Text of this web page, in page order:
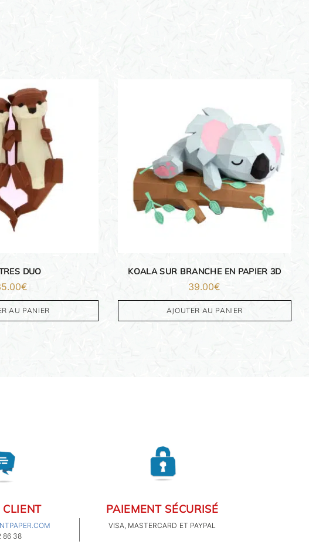
DUO
€
AU PANIER
KOALA SUR BRANCHE EN PAPIER 3D
39.00€
AJOUTER AU PANIER
CLIENT
86 38
PAIEMENT SÉCURISÉ
VISA, MASTERCARD ET PAYPAL